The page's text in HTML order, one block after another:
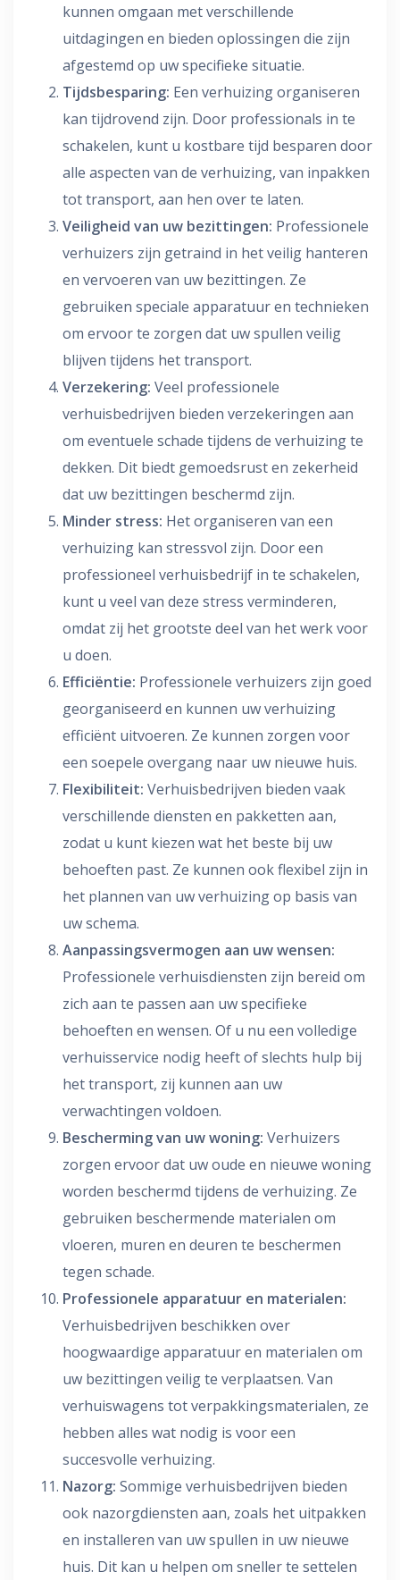
kunnen omgaan met verschillende
uitdagingen en bieden oplossingen die zijn
afgestemd op uw specifieke situatie.
Tijdsbesparing: Een verhuizing organiseren
kan tijdrovend zijn. Door professionals in te
schakelen, kunt u kostbare tijd besparen door
alle aspecten van de verhuizing, van inpakken
tot transport, aan hen over te laten.
Veiligheid van uw bezittingen: Professionele
verhuizers zijn getraind in het veilig hanteren
en vervoeren van uw bezittingen. Ze
gebruiken speciale apparatuur en technieken
om ervoor te zorgen dat uw spullen veilig
blijven tijdens het transport.
Verzekering: Veel professionele
verhuisbedrijven bieden verzekeringen aan
om eventuele schade tijdens de verhuizing te
dekken. Dit biedt gemoedsrust en zekerheid
dat uw bezittingen beschermd zijn.
Minder stress: Het organiseren van een
verhuizing kan stressvol zijn. Door een
professioneel verhuisbedrijf in te schakelen,
kunt u veel van deze stress verminderen,
omdat zij het grootste deel van het werk voor
u doen.
Efficiëntie: Professionele verhuizers zijn goed
georganiseerd en kunnen uw verhuizing
efficiënt uitvoeren. Ze kunnen zorgen voor
een soepele overgang naar uw nieuwe huis.
Flexibiliteit: Verhuisbedrijven bieden vaak
verschillende diensten en pakketten aan,
zodat u kunt kiezen wat het beste bij uw
behoeften past. Ze kunnen ook flexibel zijn in
het plannen van uw verhuizing op basis van
uw schema.
Aanpassingsvermogen aan uw wensen:
Professionele verhuisdiensten zijn bereid om
zich aan te passen aan uw specifieke
behoeften en wensen. Of u nu een volledige
verhuisservice nodig heeft of slechts hulp bij
het transport, zij kunnen aan uw
verwachtingen voldoen.
Bescherming van uw woning: Verhuizers
zorgen ervoor dat uw oude en nieuwe woning
worden beschermd tijdens de verhuizing. Ze
gebruiken beschermende materialen om
vloeren, muren en deuren te beschermen
tegen schade.
Professionele apparatuur en materialen:
Verhuisbedrijven beschikken over
hoogwaardige apparatuur en materialen om
uw bezittingen veilig te verplaatsen. Van
verhuiswagens tot verpakkingsmaterialen, ze
hebben alles wat nodig is voor een
succesvolle verhuizing.
Nazorg: Sommige verhuisbedrijven bieden
ook nazorgdiensten aan, zoals het uitpakken
en installeren van uw spullen in uw nieuwe
huis. Dit kan u helpen om sneller te settelen